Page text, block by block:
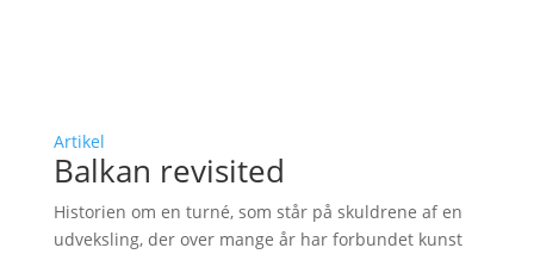
Artikel
Balkan revisited
Historien om en turné, som står på skuldrene af en
udveksling, der over mange år har forbundet kunst